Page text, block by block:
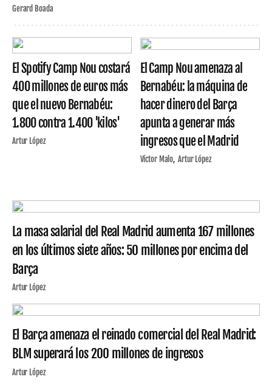
Gerard Boada
El Spotify Camp Nou costará
400 millones de euros más
que el nuevo Bernabéu:
1.800 contra 1.400 'kilos'
Artur López
El Camp Nou amenaza al
Bernabéu: la máquina de
hacer dinero del Barça
apunta a generar más
ingresos que el Madrid
Víctor Malo Artur López
La masa salarial del Real Madrid aumenta 167 millones
en los últimos siete años: 50 millones por encima del
Barça
Artur López
El Barça amenaza el reinado comercial del Real Madrid:
BLM superará los 200 millones de ingresos
Artur López